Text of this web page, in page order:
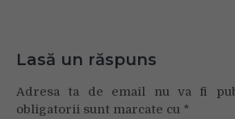
Lasă un răspuns
Adresa ta de email nu va fi
obligatorii sunt marcate cu *